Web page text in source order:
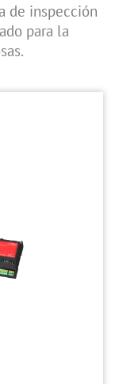
de inspección
para la